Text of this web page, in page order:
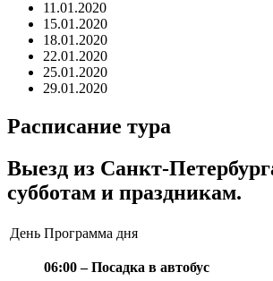
11.01.2020
15.01.2020
18.01.2020
22.01.2020
25.01.2020
29.01.2020
Расписание тура
Выезд из Санкт-
субботам и праздникам.
День Программа дня
06:00 – Посадка в автобус